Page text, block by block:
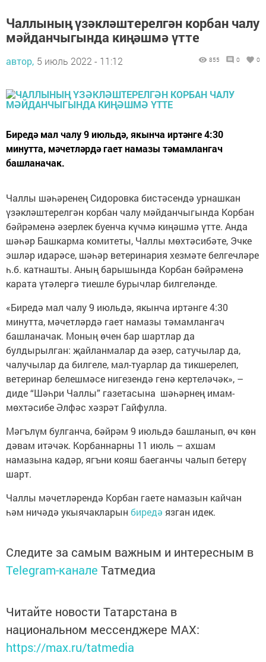
Чаллының үзәкләштерелгән корбан чалу
мәйданчыгында киңәшмә үтте
автор, 5 июль 2022 - 11:12 855 0 0
Биредә мал чалу 9 июльдә, якынча иртәнге 4:30
минутта, мәчетләрдә гает намазы тәмамлангач
башланачак.
Чаллы шәһәренең Сидоровка бистәсендә урнашкан
үзәкләштерелгән корбан чалу мәйданчыгында Корбан
бәйрәменә әзерлек буенча күчмә киңәшмә үтте. Анда
шәһәр Башкарма комитеты, Чаллы мөхтәсибәте, Эчке
эшләр идарәсе, шәһәр ветеринария хезмәте белгечләре
һ.б. катнашты. Аның барышында Корбан бәйрәменә
карата үтәлергә тиешле бурычлар билгеләнде.
«Биредә мал чалу 9 июльдә, якынча иртәнге 4:30
минутта, мәчетләрдә гает намазы тәмамлангач
башланачак. Моның өчен бар шартлар да
булдырылган: җайланмалар да әзер, сатучылар да,
чалучылар да билгеле, мал-туарлар да тикшерелеп,
ветеринар белешмәсе нигезендә генә кертеләчәк», –
диде “Шәһри Чаллы” газетасына шәһәрнең имам-
мөхтәсибе Әлфәс хәзрәт Гайфулла.
Мәгълүм булганча, бәйрәм 9 июльдә башланып, өч көн
дәвам итәчәк. Корбаннарны 11 июль – ахшам
намазына кадәр, ягъни кояш баеганчы чалып бетерү
шарт.
Чаллы мәчетләрендә Корбан гаете намазын кайчан
һәм ничәдә укыячакларын биредә язган идек.
Следите за самым важным и интересным в
Telegram-канале Татмедиа
Читайте новости Татарстана в
национальном мессенджере MАХ:
https://max.ru/tatmedia